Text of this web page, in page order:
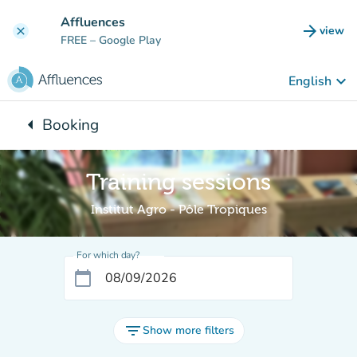
clear Affluences
FREE – Google Play arrow_forward view
(new
English keyboard_arrow_down
arrow_leftBack to:
Booking
Training sessions
Institut Agro - Pôle Tropiques
For which day?
calendar_today
filter_listShow more filters